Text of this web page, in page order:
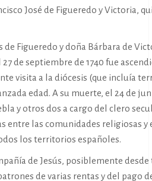
José de Figueredo y
Figueredo y doña Bárbara de
de septiembre de 1740 fue
visita a la diócesis (que incluía
edad. A su muerte, el 24 de
y otros dos a cargo del clero
entre las comunidades religiosas
los territorios españoles.
de Jesús, posiblemente
de varias rentas y del pago